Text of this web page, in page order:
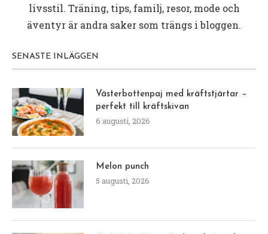
livsstil. Träning, tips, familj, resor, mode och
äventyr är andra saker som trängs i bloggen.
SENASTE INLÄGGEN
Västerbottenpaj med kräftstjärtar –
perfekt till kräftskivan
6 augusti, 2026
Melon punch
5 augusti, 2026